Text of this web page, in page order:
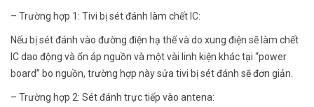
– Trường hợp 1: Tivi bị sét đánh làm chết IC:
Nếu bị sét đánh vào đường điện hạ thế và do xung điện sẽ làm chết
IC dao động và ổn áp nguồn và một vài linh kiện khác tại “power
board” bo nguồn, trường hợp này sửa tivi bị sét đánh sẽ đơn giản.
– Trường hợp 2: Sét đánh trực tiếp vào antena: